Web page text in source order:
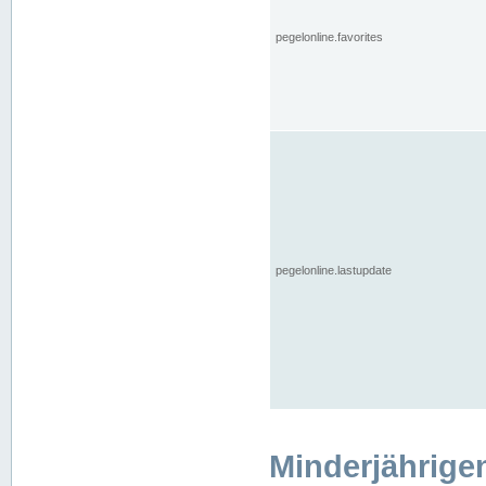
pegelonline.favorites
pegelonline.lastupdate